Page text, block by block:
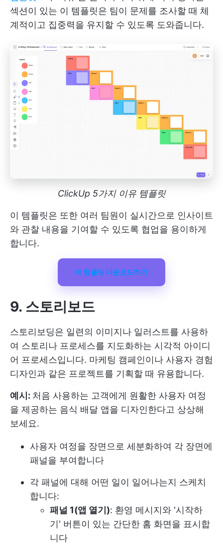
섹션이 있는 이 템플릿은 팀이 문제를 조사할 때 체
계적이고 집중력을 유지할 수 있도록 도와줍니다.
ClickUp 5가지 이유 템플릿
이 템플릿은 또한 여러 팀원이 실시간으로 인사이트
와 관찰 내용을 기여할 수 있도록 협업을 용이하게
합니다.
이 템플릿 다운로드하기
9. 스토리보드
스토리보딩은 일련의 이미지나 일러스트를 사용하
여 스토리나 프로세스를 지도화하는 시각적 아이디
어 프로세스입니다. 마케팅 캠페인이나 사용자 경험
디자인과 같은 프로젝트를 기획할 때 유용합니다.
예시: 처음 사용하는 고객에게 원활한 사용자 여정
을 제공하는 음식 배달 앱을 디자인한다고 상상해
보세요.
사용자 여정을 장면으로 세분화하여 각 장면에
패널을 부여합니다
각 패널에 대해 어떤 일이 일어나는지 스케치
합니다:
패널 1(앱 열기): 환영 메시지와 '시작하
기' 버튼이 있는 간단한 홈 화면을 표시합
니다